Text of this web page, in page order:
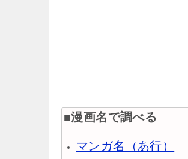
■漫画名で調べる
マンガ名（あ行）